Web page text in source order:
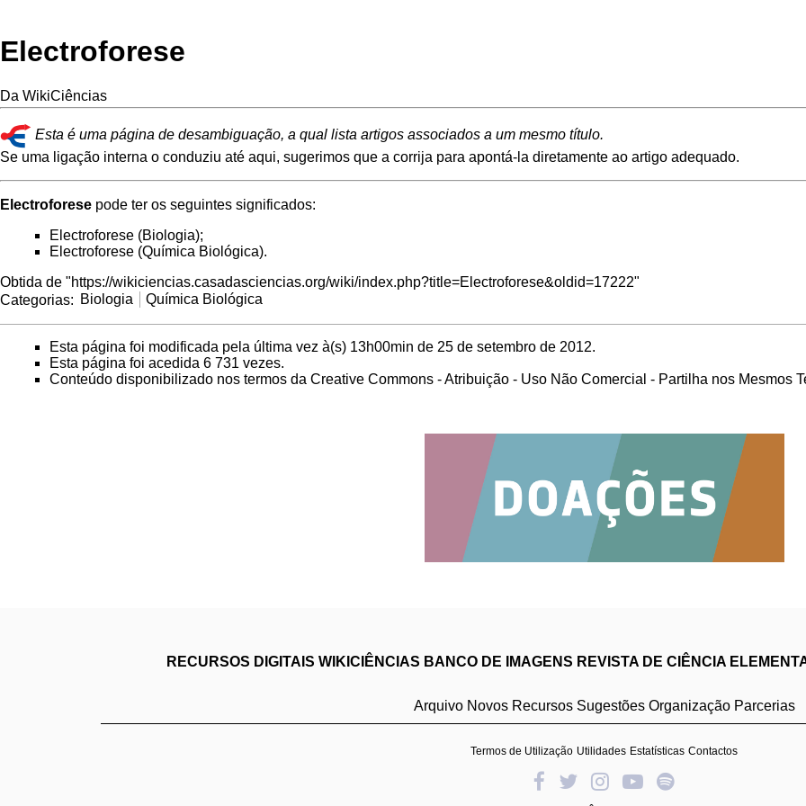
Electroforese
Da WikiCiências
Esta é uma página de desambiguação, a qual lista artigos associados a um mesmo título.
Se uma ligação interna o conduziu até aqui, sugerimos que a corrija para apontá-la diretamente ao artigo adequado.
Electroforese pode ter os seguintes significados:
Electroforese (Biologia);
Electroforese (Química Biológica).
Obtida de "https://wikiciencias.casadasciencias.org/wiki/index.php?title=Electroforese&oldid=17222"
Categorias: Biologia Química Biológica
Esta página foi modificada pela última vez à(s) 13h00min de 25 de setembro de 2012.
Esta página foi acedida 6 731 vezes.
Conteúdo disponibilizado nos termos da Creative Commons - Atribuição - Uso Não Comercial - Partilha nos Mesmos
RECURSOS DIGITAIS WIKICIÊNCIAS BANCO DE IMAGENS REVISTA DE CIÊNCIA
Arquivo Novos Recursos Sugestões Organização Parcerias
Termos de Utilização Utilidades Estatísticas Contactos